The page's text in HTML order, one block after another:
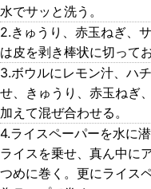
水でサッと洗う。
2.きゅうり、赤玉ねぎ、
は皮を剥き棒状に切って
3.ボウルにレモン汁、ハ
せ、きゅうり、赤玉ねぎ
加えて混ぜ合わせる。
4.ライスペーパーを水に
ライスを乗せ、真ん中に
つめに巻く。更にライス